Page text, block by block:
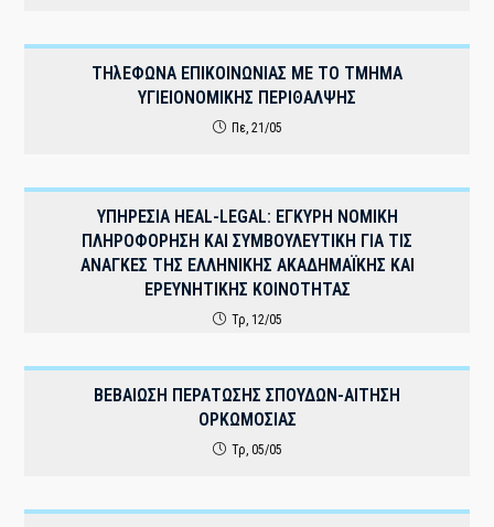
THλΕΦΩΝΑ ΕΠΙΚΟΙΝΩΝΙΑΣ ΜΕ ΤΟ ΤΜΗΜΑ
ΥΓΙΕΙΟΝΟΜΙΚΗΣ ΠΕΡΙΘΑΛΨΗΣ
Πε, 21/05
ΥΠΗΡΕΣΙΑ HEAL-LEGAL: ΕΓΚΥΡΗ ΝΟΜΙΚΗ
ΠΛΗΡΟΦΟΡΗΣΗ ΚΑΙ ΣΥΜΒΟΥΛΕΥΤΙΚΗ ΓΙΑ ΤΙΣ
ΑΝΑΓΚΕΣ ΤΗΣ ΕΛΛΗΝΙΚΗΣ ΑΚΑΔΗΜΑΪΚΗΣ ΚΑΙ
ΕΡΕΥΝΗΤΙΚΗΣ ΚΟΙΝΟΤΗΤΑΣ
Τρ, 12/05
ΒΕΒΑΙΩΣΗ ΠΕΡΑΤΩΣΗΣ ΣΠΟΥΔΩΝ-ΑΙΤΗΣΗ
ΟΡΚΩΜΟΣΙΑΣ
Τρ, 05/05